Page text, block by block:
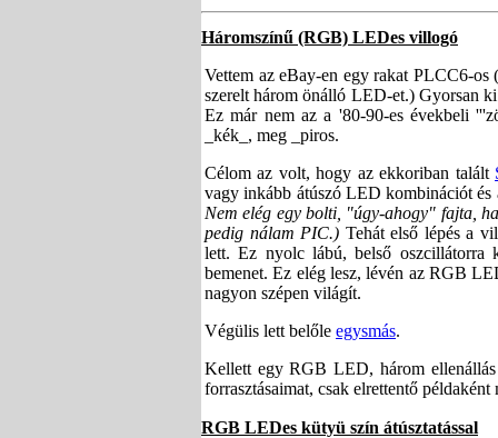
Háromszínű (RGB) LEDes villogó
Vettem az eBay-en egy rakat PLCC6-
szerelt három önálló LED-et.) Gyorsan
Ez már nem az a '80-90-es évekbeli
_kék_, meg _piros.
Célom az volt, hogy az ekkoriban talált
vagy inkább átúszó LED kombinációt
Nem elég egy bolti, "úgy-ahogy" fajta,
pedig nálam PIC.) Tehát első lépés a
lett. Ez nyolc lábú, belső oszcillátorra
bemenet. Ez elég lesz, lévén az RGB
nagyon szépen világít.
Végülis lett belőle egysmás.
Kellett egy RGB LED, három
forrasztásaimat, csak elrettentő
RGB LEDes kütyü szín átúsztatással